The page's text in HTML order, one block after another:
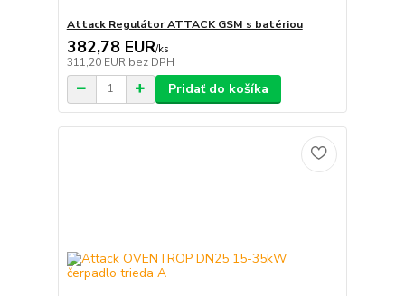
Attack Regulátor ATTACK GSM s batériou
382,78 EUR/ks
311,20 EUR bez DPH
Pridať do košíka